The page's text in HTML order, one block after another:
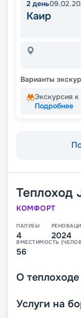
2 день
Каир
Варианты
Экскурсия
Подробнее
Теплоход
КОМФОРТ
ПАЛУБЫ
4 2024
ВМЕСТИМОСТЬ
56
О теплоходе
Услуги на